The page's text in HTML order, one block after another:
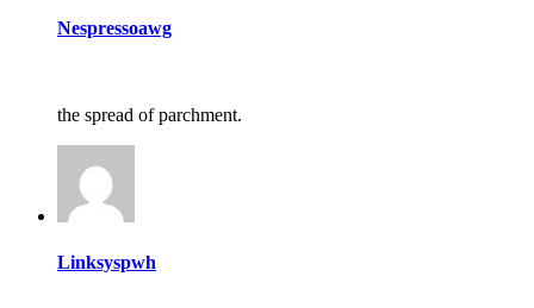
Nespressoawg
the spread of parchment.
Linksyspwh